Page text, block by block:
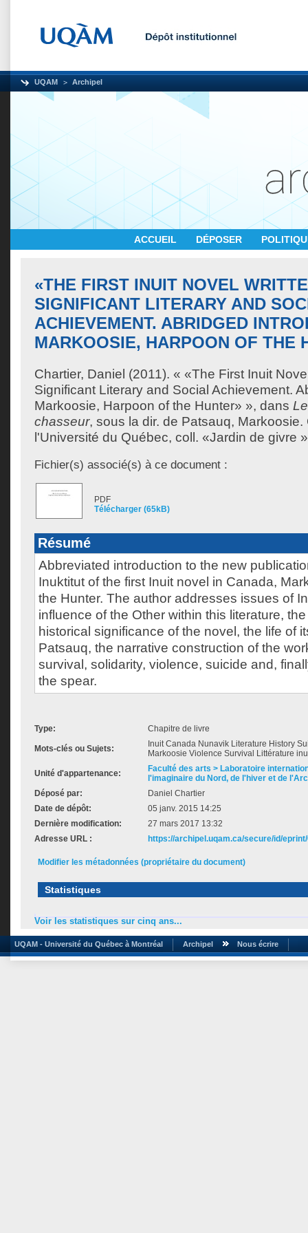
UQAM Archipel
ACCUEIL DÉPOSER
«THE FIRST INUIT NOVEL
SIGNIFICANT LITERARY AND
ACHIEVEMENT. ABRIDGED
MARKOOSIE, HARPOON OF THE
Chartier, Daniel (2011). « «The First Inuit
Significant Literary and Social Achievement.
Markoosie, Harpoon of the Hunter» », dans
chasseur, sous la dir. de Patsauq, Markoosie.
l'Université du Québec, coll. «Jardin de givre
Fichier(s) associé(s) à ce document :
PDF
Télécharger (65kB)
Résumé
Abbreviated introduction to the new
Inuktitut of the first Inuit novel in Canada,
the Hunter. The author addresses issues of
influence of the Other within this literature,
historical significance of the novel, the life of
Patsauq, the narrative construction of the
survival, solidarity, violence, suicide and,
the spear.
Type: Chapitre de livre
Mots-clés ou Sujets:
Inuit Canada Nunavik Literature History
Markoosie Violence Survival Littérature
Unité d'appartenance:
Faculté des arts > Laboratoire
l'imaginaire du Nord, de l'hiver et de
Déposé par:
Daniel Chartier
Date de dépôt:
05 janv. 2015 14:25
Dernière modification:
27 mars 2017 13:32
Adresse URL :
https://archipel.uqam.ca/secure/id/
Modifier les métadonnées (propriétaire du document)
Statistiques
Voir les statistiques sur cinq ans...
UQAM - Université du Québec à Montréal Archipel Nous écrire